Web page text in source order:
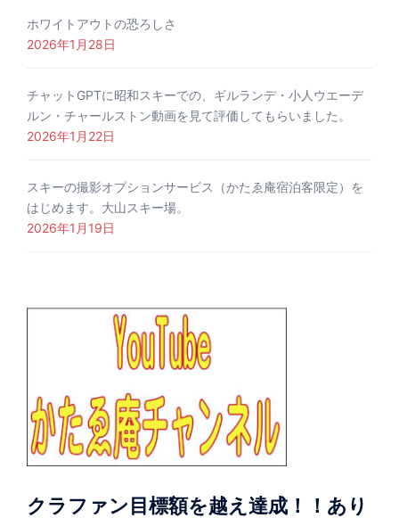
ホワイトアウトの恐ろしさ
2026年1月28日
チャットGPTに昭和スキーでの、ギルランデ・小人ウエーデ
ルン・チャールストン動画を見て評価してもらいました。
2026年1月22日
スキーの撮影オプションサービス（かたゑ庵宿泊客限定）を
はじめます。大山スキー場。
2026年1月19日
クラファン目標額を越え達成！！あり